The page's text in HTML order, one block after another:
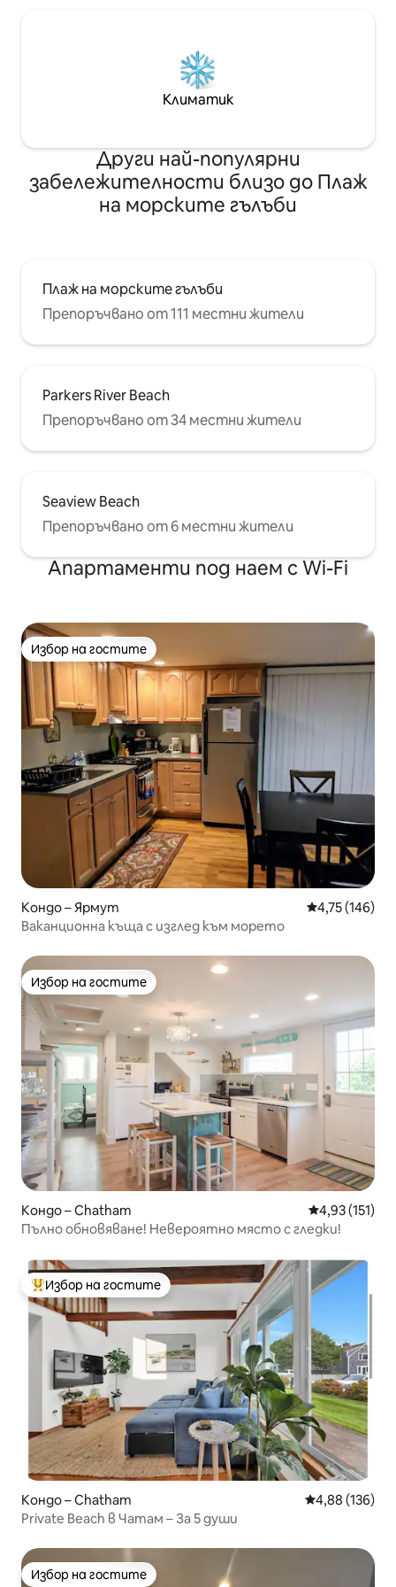
Климатик
Други най-популярни
забележителности близо до Плаж
на морските гълъби
Плаж на морските гълъби
Препоръчвано от 111 местни жители
Parkers River Beach
Препоръчвано от 34 местни жители
Seaview Beach
Препоръчвано от 6 местни жители
Апартаменти под наем с Wi-Fi
Избор на гостите
Избор на гостите
Кондо – Ярмут Средна
4,75 (146)
Ваканционна къща с изглед към морето
Избор на гостите
Избор на гостите
Кондо – Chatham Средна
4,93 (151)
Пълно обновяване! Невероятно място с гледки!
Най-популярен избор на гостите
Избор на гостите
Кондо – Chatham Средна
4,88 (136)
Private Beach в Чатам – За 5 души
Избор на гостите
Избор на гостите